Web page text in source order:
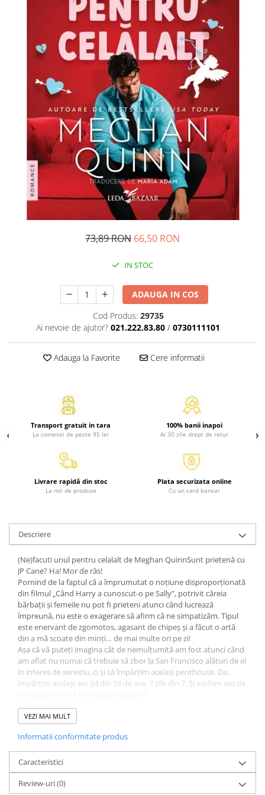
Resurse umane
Vanzari si marketing
Carte scolara
Atlase, dictionare si enciclopedii
Carte prescolara
Carte scolara
Dictionare de limba romana
Ghiduri de conversatie
Invatamant gimnazial
Invatamant primar
Invatarea limbilor straine
Povesti si povestiri
Carti in limba engleza
Atlase, dictionare si enciclopedii
Benzi desenate
Carte prescolara
Carti pentru copii
Literatura si fictiune
Povesti si povestiri
Dictionare si enciclopedii
Atlase
Dictionare de limba romana
Enciclopedii
Diete si alimentatie sanatoasa
Fitness si frumusete
Diverse
Diverse
Feng Shui
Medicina alternativa
Sa nu razi :((
Drept
Legislatie
Fictiune
Actiune si Aventura
Clasici
Crime, Thriller, Mistery
Istorica
Literatura de divertisment
73,89 RON 66,50 RON
IN STOC
ADAUGA IN COS
Cod Produs: 29735
Ai nevoie de ajutor? 021.222.83.80 / 0730111101
Adauga la Favorite Cere informatii
Transport gratuit in tara
La comenzi de peste 95 lei
100% banii inapoi
Ai 30 zile drept de retur
Livrare rapidă din stoc
La mii de produse
Plata securizata online
Cu un card bancar
Descriere
(Ne)facuti unul pentru celalalt de Meghan QuinnSunt prietenă cu
JP Cane? Ha! Mor de râs!
Pornind de la faptul că a împrumutat o noțiune disproporționată
din filmul „Când Harry a cunoscut-o pe Sally”, potrivit căreia
bărbații și femeile nu pot fi prieteni atunci când lucrează
împreună, nu este o exagerare să afirm că ne simpatizăm. Tipul
este enervant de zgomotos, agasant de chipeș și a făcut o artă
din a mă scoate din minți… de mai multe ori pe zi!
Așa că vă puteți imagina cât de nemulțumită am fost atunci când
am aflat nu numai că trebuie să zbor la San Francisco alături de el
în interes de serviciu, ci și să împărțim același penthouse. Da,
împărțim același aer 24 din 24 de ore, 7 zile din 7. Și vorbim aici de
Bărbatul ăsta nu știe ce înseamnă să porți cămașă, e leșinat după
batoanele proteice și, ați ghicit, geme suficient de tare cât
Spoiler alert: NU o să accept un astfel de comportament!
Obligată să-i suport flirtul continuu și înfășișarea elegantă, mă
surprind prizonieră în capcana seducției, iar asta mă împiedică să
mai pun geană pe geană. Dar ghici cine se poate controla? Fata
asta. Pentru că, dacă există un lucru pe care îl știu sigur, acela este
VEZI MAI MULT
Informatii conformitate produs
Caracteristici
Review-uri(0)